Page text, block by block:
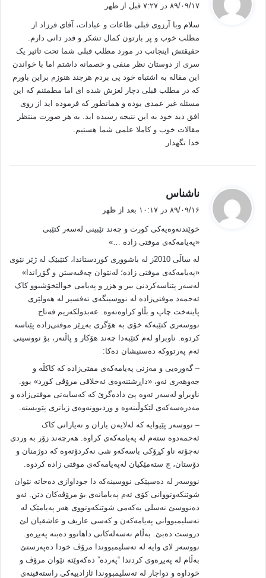
:
۸۹/۰۹/۱۷ در ۷:۲۷ قبل از ظهر
سلام وبا آرزوی قبلی طاعات و عبادات، آقای فرزاد از
مطلب خوب و پر بارتون کمال تشکر و قدر دانی دارم.
حقیقتش اینجانب در مورد مطلب قبلی شما تحت تاثیر یک
سری از دوستان نظر منفی و خصمانه داشتم اما با خواندن
این مقاله به اشتباه خود پی بردم هرچند هنوزم براین باورم
که در مطلب قبلی دچار لغزش شده ای اما مطمئنم که این
مسئله غیر عمدی بوده و همانطور که فرموده اید از روی
افق دید خود به این نتیجه رسیده اید. به هر صورت منتظر
مقالات خوب و کاملا علمی شما هستیم.
خدا تگهدار
ناشناس
:
۸۹/۰۹/۱۶ در ۱۰:۱۷ بعد از ظهر
خوێندنه‌وه‌یه‌‌کی کورت و چه‌ند تێبینی له‌سه‌ر کتێبی
«په‌یامه‌که‌ی موفتی زاده‌ …»
له‌ ساڵی 2010ز له‌ باشووری کوردستاندا، کتێبێک له‌ ژێر نێوی
«په‌یامه‌که‌ی موفتی زاده‌؛ له‌نێوان چه‌قبه‌ستن و گۆڕاندا»
له‌سه‌ر پێناسه‌کردنی بیر و هزر و په‌یامی خوالێخۆشبوو کاک
ئه‌حمه‌د موفتی‌زاده‌ له‌ نووسینگه‌ی ته‌فسیر له‌ هه‌ولێری
پایته‌خت چاپ و بڵاو کراوه‌ته‌وه‌. عه‌بدولکه‌ریم فه‌تاح
نووسه‌ری کتێبه‌که‌ خۆی به‌ هۆگری به‌ڕێز موفتی‌زاده‌ پێناسه‌
کردوه‌‌. ناوبراو له‌م کتێبه‌دا چه‌ند هۆکار و پاڵنه‌ر، بۆ نووسینی
ئه‌م په‌رتووکه‌ ده‌سنیشان ده‌کا:
– گه‌وره‌یی و مه‌زنی په‌یامه‌که‌ی مفتی‌زاده‌ که‌ کاکڵه‌ و
جه‌وهه‌ری ئه‌و، «داڕشتنه‌وه‌ی ئه‌خلاقی مرۆڤی کورد» بوو.
ناوبراو له‌سه‌ر ئه‌وه پێ‌ داده‌گرێ که‌ که‌سایه‌تی موفتی‌زاده‌ و
مه‌دره‌سه‌که‌ی لێکوڵینه‌وه‌ و وردبوونه‌وه‌ی زیاتری پێویسته‌.
– نووسه‌ر پێیوایه‌ که‌ له‌لایه‌ن یاران و نه‌یارانی کاک
ئه‌حمه‌دوه‌ سته‌م له‌ په‌یامه‌که‌ی کراوه‌. هه‌رچه‌ند زۆر به‌ وردی
نه‌چۆته‌ ناو کڕۆکی باسه‌که‌و شی نه‌کردۆته‌وه‌ که‌ دوژمنان و
دۆستان، چ سته‌مێکیان له‌په‌یامه‌که‌ی موفتی زاده‌‌ کردوه‌.
نووسه‌ر له‌ ده‌سپێکی نووسینه‌که‌ دا جوداوازی ده‌خاته‌ نێوان
شوێنکه‌وتووانی کۆی ئه‌م په‌یامانه‌ی‌ بۆ مرۆڤه‌کان دێن. ئه‌و
ده‌نووسێ نه‌سلی یه‌که‌می شوێنکه‌وتووی هه‌ر په‌یامێک له‌
ته‌سلیمبووانی په‌یامه‌که‌ن و که‌سی عاریف و عاشقیان لێ
دروست ده‌بێ. به‌ڵام نه‌سه‌له‌کانی داهاتوو ده‌بنه‌ په‌یڕه‌و.
نووسه‌ر لای وایه‌ له‌ ته‌سلیمبووندا مرۆڤ خودا ده‌په‌رستێ
به‌ڵام له‌ په‌یڕه‌وی کردندا “په‌رده”‌ ده‌که‌و‌ێته‌ نێوان مرۆڤ و
خوداوه‌ و دواجار له‌ ته‌سلیمبووندا ئازادییه‌کی راسته‌قینه‌ی